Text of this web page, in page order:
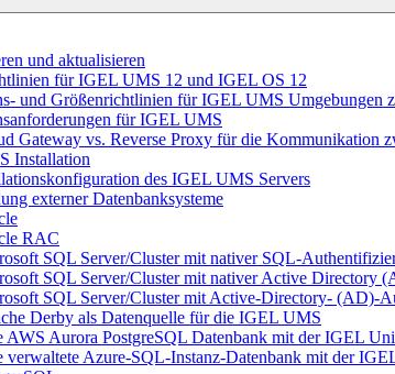
und aktualisieren
für IGEL UMS 12 und IGEL OS 12
und Größenrichtlinien für IGEL UMS Umgebungen
für IGEL UMS
Gateway vs. Reverse Proxy für die Kommunikation
Installation
des IGEL UMS Servers
externer Datenbanksysteme
RAC
SQL Server/Cluster mit nativer SQL-
SQL Server/Cluster mit nativer Active Directory
SQL Server/Cluster mit Active-Directory- (AD)-
Derby als Datenquelle für die IGEL UMS
AWS Aurora PostgreSQL Datenbank mit der IGEL
verwaltete Azure-SQL-Instanz-Datenbank mit der